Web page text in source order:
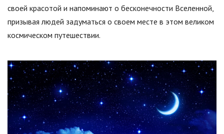
своей красотой и напоминают о бесконечности Вселенной,
призывая людей задуматься о своем месте в этом великом
космическом путешествии.